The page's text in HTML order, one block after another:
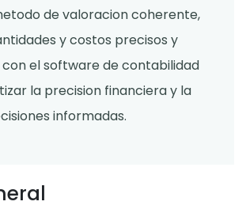
de valoracion coherente,
y costos precisos y
el software de contabilidad
la precision financiera y la
informadas.